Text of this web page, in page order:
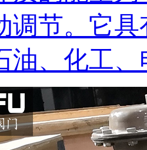
调节。它
油、化工